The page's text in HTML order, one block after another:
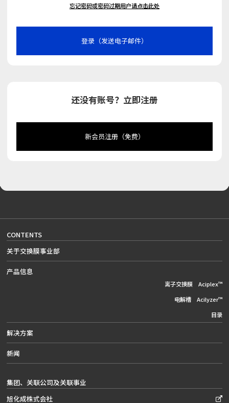
忘记密码或密码过期用户请点击此处
登录（发送电子邮件）
还没有账号？立即注册
新会员注册（免费）
CONTENTS
关于交换膜事业部
产品信息
离子交换膜 Aciplex™
电解槽 Acilyzer™
目录
解决方案
新闻
集团、关联公司及关联事业
旭化成株式会社